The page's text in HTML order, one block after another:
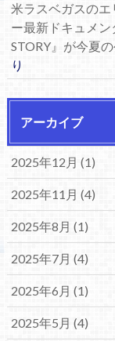
米ラスベガスのエ
ー最新ドキュメン
STORY』が今夏
り
アーカイブ
2025年12月 (1)
2025年11月 (4)
2025年8月 (1)
2025年7月 (4)
2025年6月 (1)
2025年5月 (4)